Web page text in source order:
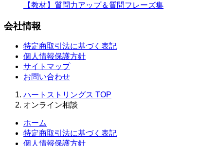
【教材】質問力アップ＆質問フレーズ集
会社情報
特定商取引法に基づく表記
個人情報保護方針
サイトマップ
お問い合わせ
ハートストリングス TOP
オンライン相談
ホーム
特定商取引法に基づく表記
個人情報保護方針